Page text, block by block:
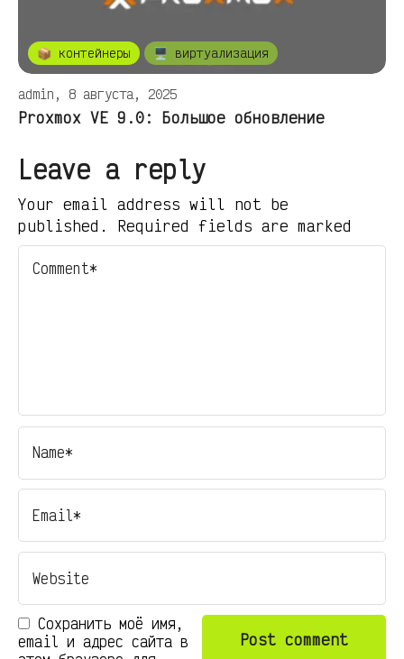
📦 контейнеры 🖥️ виртуализация
admin, 8 августа, 2025
Proxmox VE 9.0: Большое обновление
Leave a reply
Your email address will not be
published. Required fields are marked
Сохранить моё имя,
email и адрес сайта в